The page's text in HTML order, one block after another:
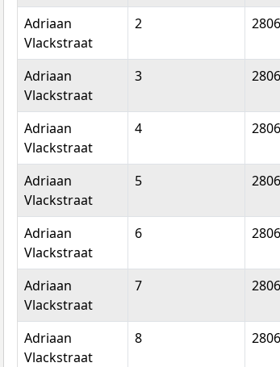
Adriaan
Vlackstraat
2
Adriaan
Vlackstraat
3
Adriaan
Vlackstraat
4
Adriaan
Vlackstraat
5
Adriaan
Vlackstraat
6
Adriaan
Vlackstraat
7
Adriaan
Vlackstraat
8